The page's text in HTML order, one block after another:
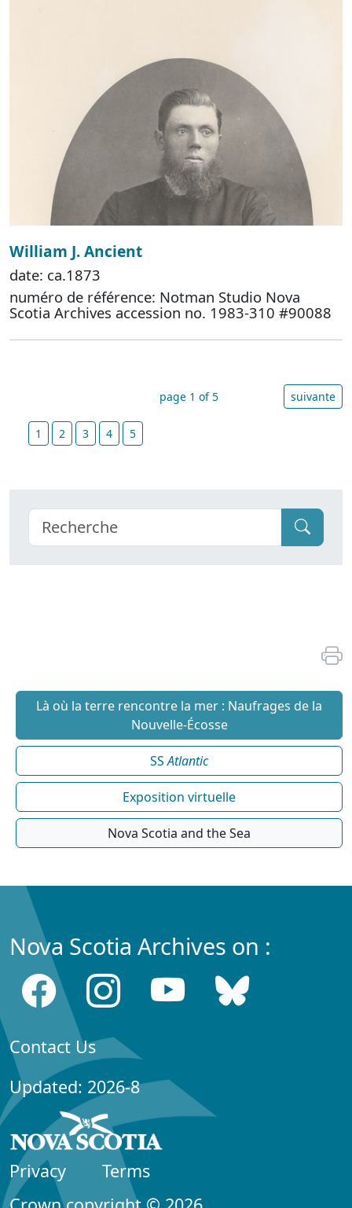
William J. Ancient
date: ca.1873
numéro de référence: Notman Studio Nova
Scotia Archives accession no. 1983-310 #90088
page 1 of 5 suivante
1 2 3 4 5
Là où la terre rencontre la mer : Naufrages de la
Nouvelle-Écosse
SSAtlantic
Exposition virtuelle
Nova Scotia and the Sea
Nova Scotia Archives on :
Contact Us
Updated: 2026-8
Privacy
Terms